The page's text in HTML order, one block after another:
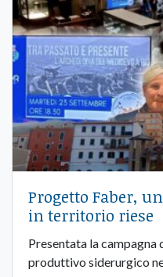
Progetto Faber,
in territorio riese
Presentata la campagna
produttivo siderurgico